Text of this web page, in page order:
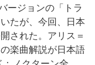
ージョンの「トラ
たが、今回、日本
された。アリス＝
楽曲解説が日本語